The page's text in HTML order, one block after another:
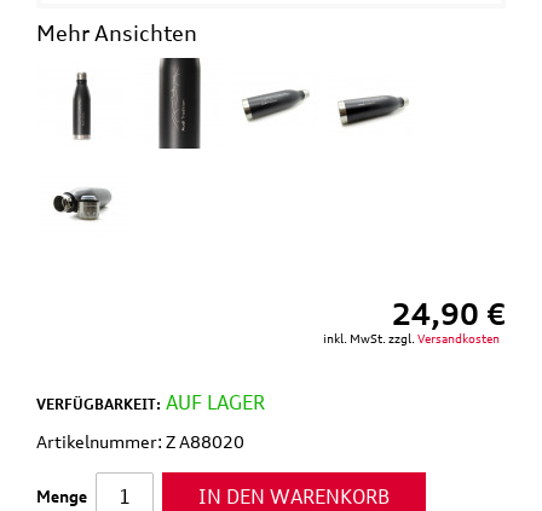
Mehr Ansichten
24,90 €
inkl. MwSt. zzgl. Versandkosten
VERFÜGBARKEIT: AUF LAGER
Artikelnummer: Z A88020
Menge IN DEN WARENKORB